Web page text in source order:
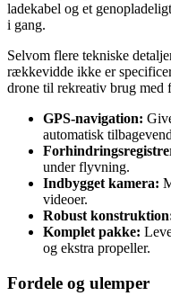
ladekabel og et
i gang.
Selvom flere tekniske
rækkevidde ikke er
drone til rekreativ brug med
GPS-navigation:
automatisk
under flyvning.
Indbygget kamera:
videoer.
Robust
Komplet pakke:
og ekstra propeller.
Fordele og ulemper